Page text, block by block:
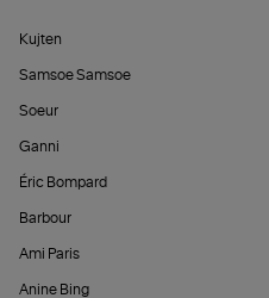
Kujten
Samsoe Samsoe
Soeur
Ganni
Éric Bompard
Barbour
Ami Paris
Anine Bing